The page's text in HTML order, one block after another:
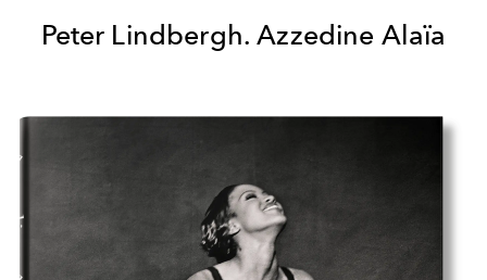
Peter Lindbergh. Azzedine Alaïa